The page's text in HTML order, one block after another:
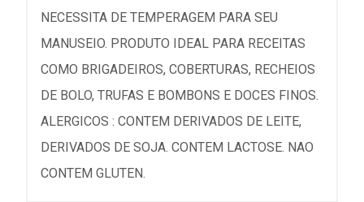
NECESSITA DE TEMPERAGEM PARA SEU
MANUSEIO. PRODUTO IDEAL PARA RECEITAS
COMO BRIGADEIROS, COBERTURAS, RECHEIOS
DE BOLO, TRUFAS E BOMBONS E DOCES FINOS.
ALERGICOS : CONTEM DERIVADOS DE LEITE,
DERIVADOS DE SOJA. CONTEM LACTOSE. NAO
CONTEM GLUTEN.